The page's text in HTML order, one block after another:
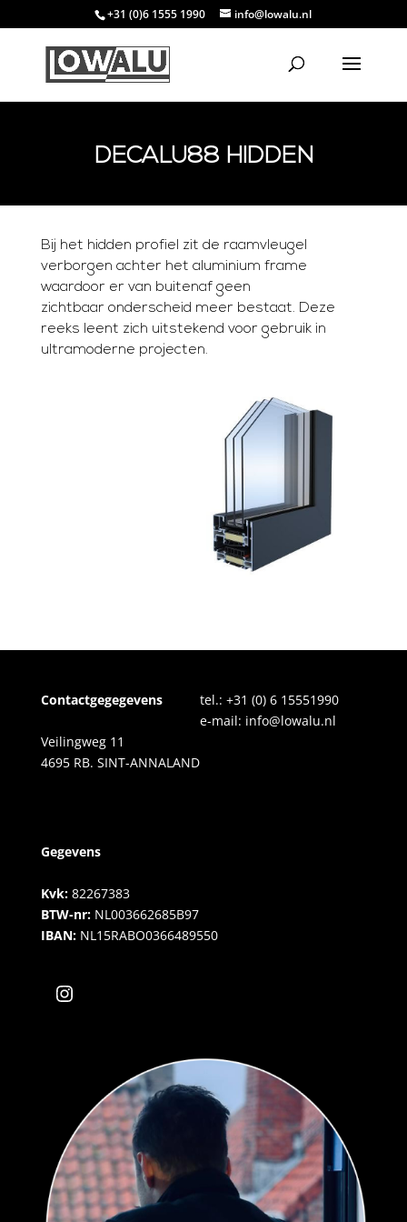
+31 (0)6 1555 1990 info@lowalu.nl
DECALU88 HIDDEN
Bij het hidden profiel zit de raamvleugel
verborgen achter het aluminium frame
waardoor er van buitenaf geen
zichtbaar onderscheid meer bestaat. Deze
reeks leent zich uitstekend voor gebruik in
ultramoderne projecten.
Contactgegegevens
Veilingweg 11
4695 RB. SINT-ANNALAND
tel.: +31 (0) 6 15551990
e-mail: info@lowalu.nl
Gegevens
Kvk:82267383
BTW-nr:NL003662685B97
IBAN:NL15RABO0366489550
Instagram